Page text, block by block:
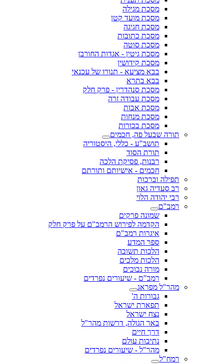
מסכת מגילה
מסכת מועד קטן
מסכת חגיגה
מסכת כתובות
מסכת סוטה
מסכת גיטין - אגדות החורבן
מסכת קידושין
בבא מציעא - תנורו של עכנאי
בבא בתרא
מסכת סנהדרין - פרק חלק
מסכת עבודה זרה
מסכת אבות
מסכת מנחות
מסכת בכורות
תורה שבעל פה, חכמים
תושב"ע - כללי, היסטוריה
תורת הסוד
רבנות, פסיקת הלכה
חכמים - אישיותם ותורתם
תפילה וברכות
רב סעדיה גאון
רבי יהודה הלוי
רמב"ם
שמונה פרקים
הקדמה לפירוש הרמב"ם על פרק חלק
איגרות רמב"ם
ספר המדע
הלכות תשובה
הלכות מלכים
מורה נבוכים
רמב"ם - שיעורים נפרדים
מהר"ל מפראג
גבורות ה'
תפארת ישראל
נצח ישראל
באר הגולה, דרשות מהר"ל
דרך חיים
נתיבות עולם
מהר"ל - שיעורים נפרדים
רמח"ל